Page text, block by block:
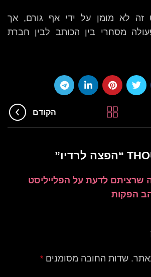
זה לא מומן על ידי אף גורם, אך
מסחרי בין הכותב לבין חברת
הקודם
הפצה לרדיו”
שרציתם לדעת על הפלייליסט
הפקות
שדות החובה מסומנים *